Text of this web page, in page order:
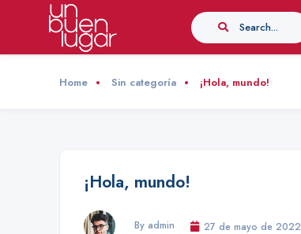
Search...
Home Sin categoría ¡Hola, mundo!
¡Hola, mundo!
By admin 27 de mayo de 2022